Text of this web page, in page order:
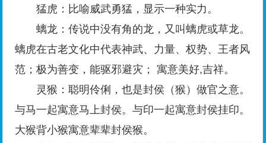
猛虎：比喻威武勇猛，显示一种实力。
螭龙：传说中没有角的龙，又叫螭虎或草龙。
螭虎在古老文化中代表神武、力量、权势、王者风
范；极为善变，能驱邪避灾； 寓意美好,吉祥。
灵猴：聪明伶俐，也是封侯（猴）做官之意。
与马一起寓意马上封侯。与印一起寓意封侯挂印。
大猴背小猴寓意辈辈封侯猴。